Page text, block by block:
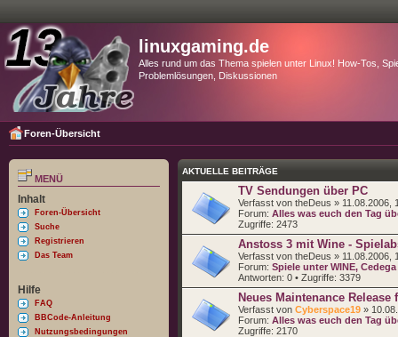
linuxgaming.de
Alles rund um das Thema spielen unter Linux! How-Tos,
Problemlösungen, Diskussionen
Foren-Übersicht
MENÜ
Inhalt
Foren-Übersicht
Suche
Registrieren
Das Team
Hilfe
FAQ
BBCode-Anleitung
Nutzungsbedingungen
AKTUELLE BEITRÄGE
TV Sendungen über PC
Verfasst von theDeus » 11.08.2006,
Forum: Alles was euch den Tag
Zugriffe: 2473
Anstoss 3 mit Wine -
Verfasst von theDeus » 11.08.2006,
Forum: Spiele unter WINE,
Antworten: 0 • Zugriffe: 3379
Neues Maintenance Release
Verfasst von Cyberspace19 »
Forum: Alles was euch den Tag
Zugriffe: 2170